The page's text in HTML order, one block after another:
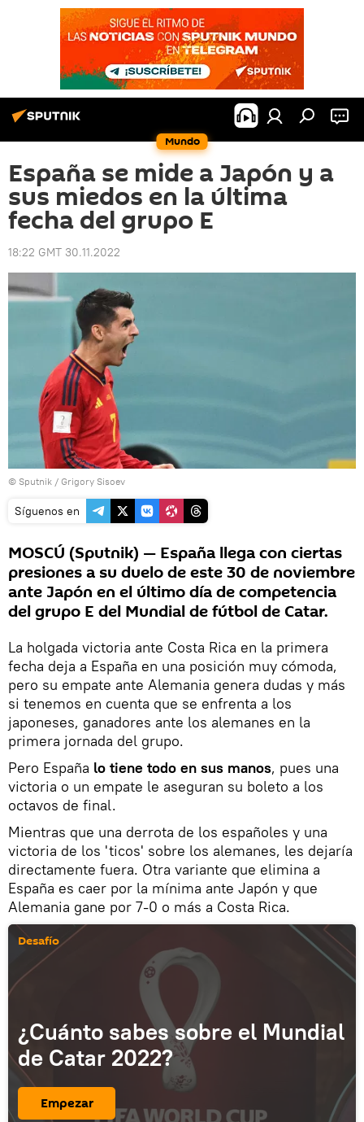
Mundo
España se mide a Japón y a
sus miedos en la última
fecha del grupo E
18:22 GMT 30.11.2022
© Sputnik / Grigory Sisoev
Síguenos en
MOSCÚ (Sputnik) — España llega con ciertas
presiones a su duelo de este 30 de noviembre
ante Japón en el último día de competencia
del grupo E del Mundial de fútbol de Catar.
La holgada victoria ante Costa Rica en la primera
fecha deja a España en una posición muy cómoda,
pero su empate ante Alemania genera dudas y más
si tenemos en cuenta que se enfrenta a los
japoneses, ganadores ante los alemanes en la
primera jornada del grupo.
Pero España lo tiene todo en sus manos, pues una
victoria o un empate le aseguran su boleto a los
octavos de final.
Mientras que una derrota de los españoles y una
victoria de los 'ticos' sobre los alemanes, les dejaría
directamente fuera. Otra variante que elimina a
España es caer por la mínima ante Japón y que
Alemania gane por 7-0 o más a Costa Rica.
Desafío
¿Cuánto sabes sobre el Mundial
de Catar 2022?
Empezar